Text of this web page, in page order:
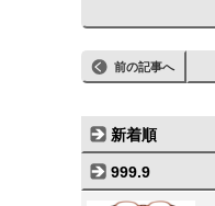
前の記事へ
新着順
999.9